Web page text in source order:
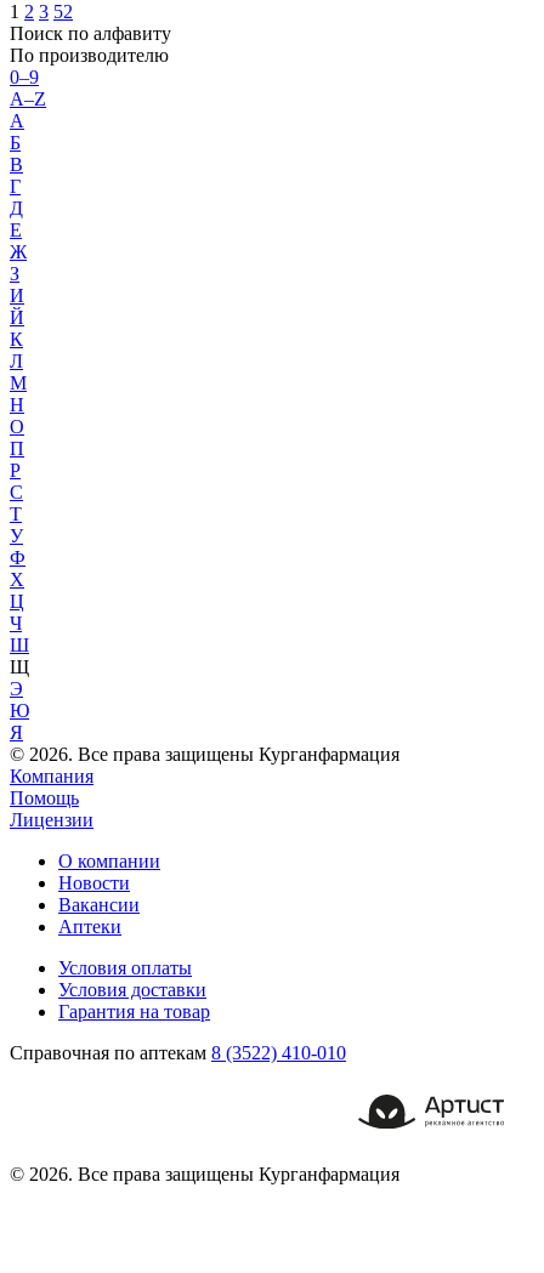
1 2 3 52
Поиск по алфавиту
По производителю
0–9
A–Z
А
Б
В
Г
Д
Е
Ж
З
И
Й
К
Л
М
Н
О
П
Р
С
Т
У
Ф
Х
Ц
Ч
Ш
Щ
Э
Ю
Я
© 2026. Все права защищены Курганфармация
Компания
Помощь
Лицензии
О компании
Новости
Вакансии
Аптеки
Условия оплаты
Условия доставки
Гарантия на товар
Справочная по аптекам 8 (3522) 410-010
© 2026. Все права защищены Курганфармация